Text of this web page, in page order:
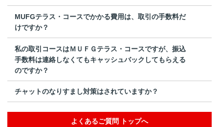
MUFGテラス・コースでかかる費用は、取引の手数料だ
けですか？
私の取引コースはＭＵＦＧテラス・コースですが、振込
手数料は連絡しなくてもキャッシュバックしてもらえる
のですか？
チャットのなりすまし対策はされていますか？
よくあるご質問 トップへ